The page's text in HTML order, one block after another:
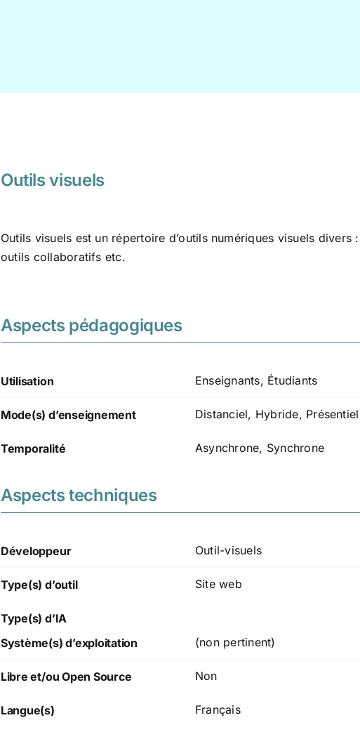
Outils visuels
Outils visuels est un répertoire d’outils numériques visuels
outils collaboratifs etc.
Aspects pédagogiques
Utilisation Enseignants, Étudiants
Mode(s) d’enseignement Distanciel, Hybride, Présentiel
Temporalité Asynchrone, Synchrone
Aspects techniques
Développeur Outil-visuels
Type(s) d’outil Site web
Type(s) d’IA
Système(s) d’exploitation
(non pertinent)
Libre et/ou Open Source Non
Langue(s) Français